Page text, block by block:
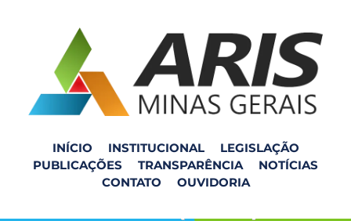
INÍCIO INSTITUCIONAL
LEGISLAÇÃO
PUBLICAÇÕES
TRANSPARÊNCIA
NOTÍCIAS
CONTATO
OUVIDORIA
Reunião com o Município